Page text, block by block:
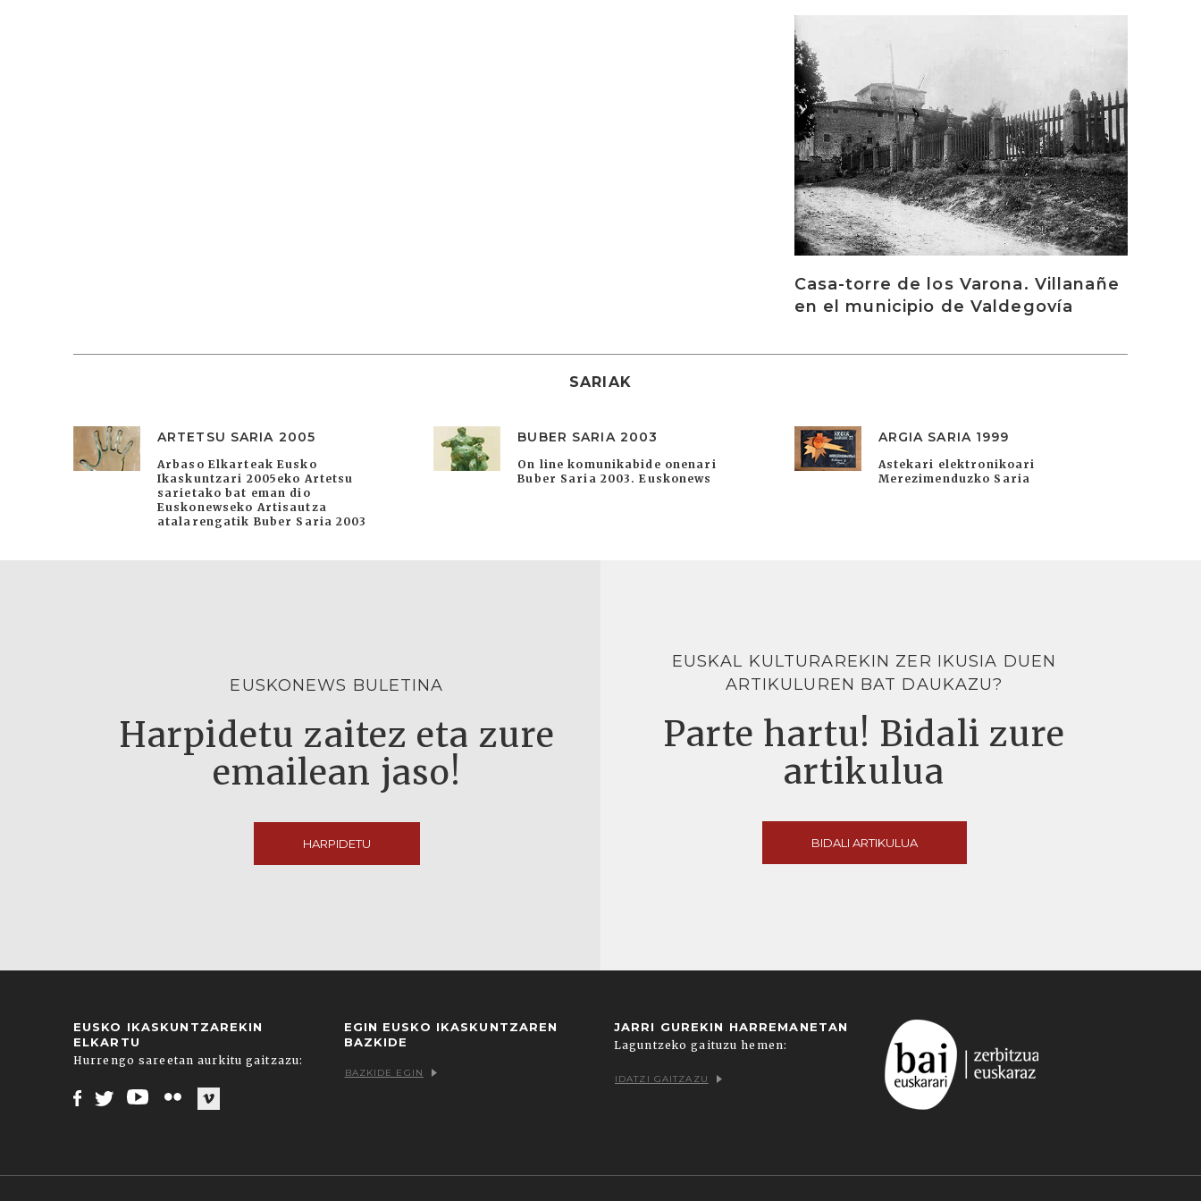
Casa-torre de los Varona. Villanañe
en el municipio de Valdegovía
SARIAK
ARTETSU SARIA 2005
Arbaso Elkarteak Eusko
Ikaskuntzari 2005eko Artetsu
sarietako bat eman dio
Euskonewseko Artisautza
atalarengatik Buber Saria 2003
BUBER SARIA 2003
On line komunikabide onenari
Buber Saria 2003. Euskonews
ARGIA SARIA 1999
Astekari elektronikoari
Merezimenduzko Saria
EUSKONEWS BULETINA
Harpidetu zaitez eta zure
emailean jaso!
HARPIDETU
EUSKAL KULTURAREKIN ZER IKUSIA DUEN
ARTIKULUREN BAT DAUKAZU?
Parte hartu! Bidali zure
artikulua
BIDALI ARTIKULUA
EUSKO IKASKUNTZAREKIN
ELKARTU
Hurrengo sareetan aurkitu gaitzazu:
EGIN EUSKO IKASKUNTZAREN
BAZKIDE
BAZKIDE EGIN
JARRI GUREKIN HARREMANETAN
Laguntzeko gaituzu hemen:
IDATZI GAITZAZU